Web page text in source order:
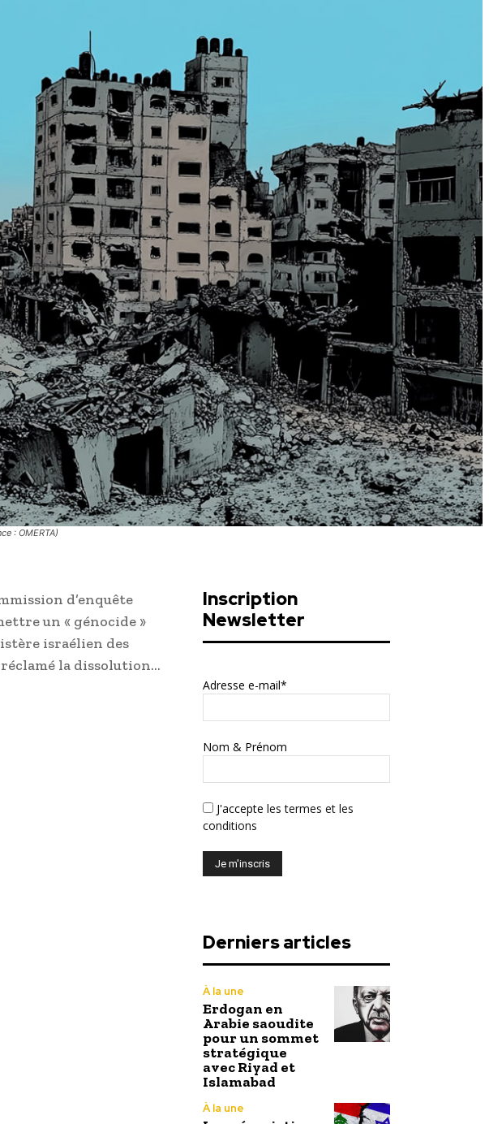
: OMERTA)
d’enquête
un « génocide »
israélien des
la dissolution…
Inscription
Newsletter
Adresse e-mail*
Nom & Prénom
J'accepte les termes et les
conditions
Derniers articles
À la une
Erdogan en
Arabie saoudite
pour un sommet
stratégique
avec Riyad et
Islamabad
À la une